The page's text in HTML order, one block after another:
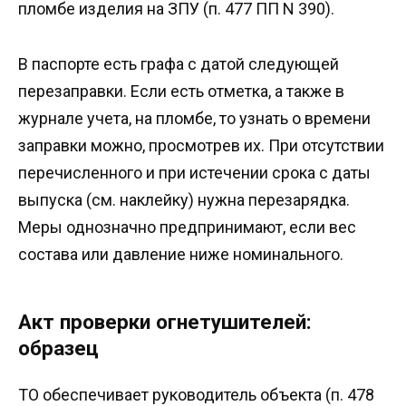
пломбе изделия на ЗПУ (п. 477 ПП N 390).
В паспорте есть графа с датой следующей
перезаправки. Если есть отметка, а также в
журнале учета, на пломбе, то узнать о времени
заправки можно, просмотрев их. При отсутствии
перечисленного и при истечении срока с даты
выпуска (см. наклейку) нужна перезарядка.
Меры однозначно предпринимают, если вес
состава или давление ниже номинального.
Акт проверки огнетушителей:
образец
ТО обеспечивает руководитель объекта (п. 478